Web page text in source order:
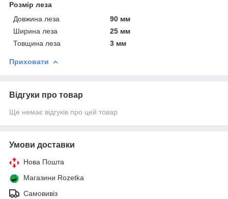
Розмір леза
Довжина леза
90 мм
Ширина леза
25 мм
Товщина леза
3 мм
Приховати
Відгуки про товар
Ще немає відгуків про цей товар
Умови доставки
Нова Пошта
Магазини Rozetka
Самовивіз